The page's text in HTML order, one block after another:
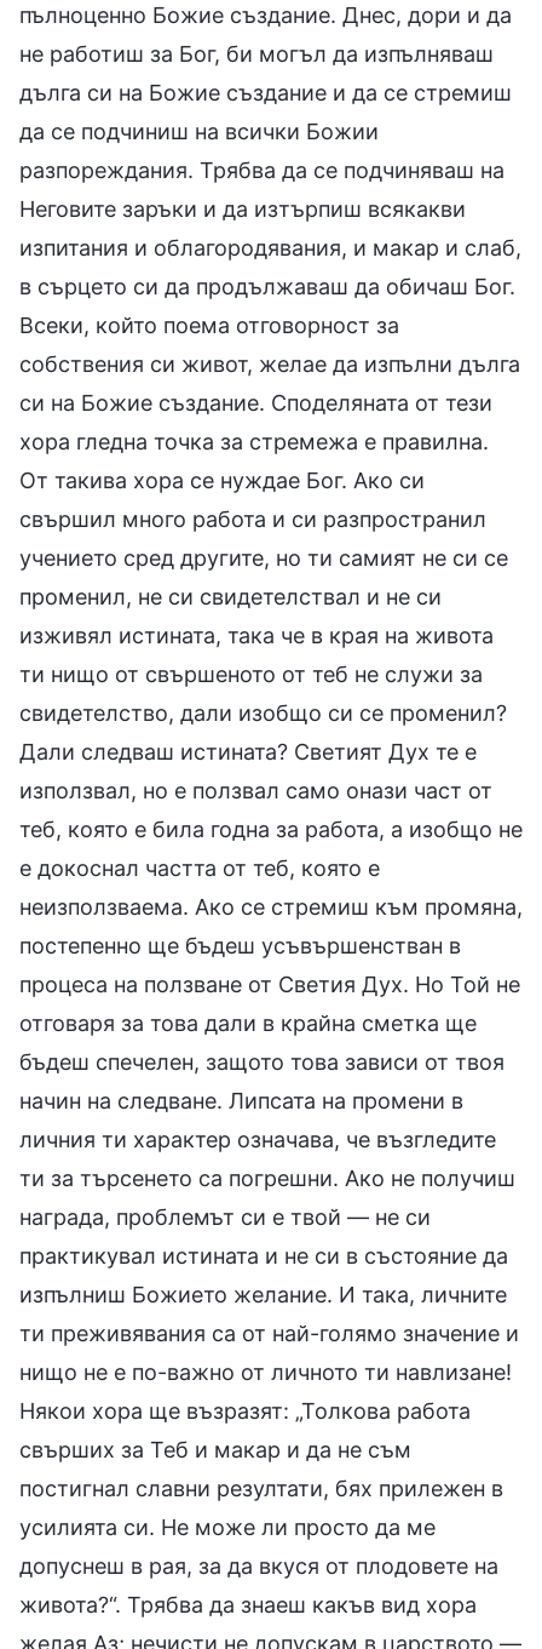
пълноценно Божие създание. Днес, дори и да
не работиш за Бог, би могъл да изпълняваш
дълга си на Божие създание и да се стремиш
да се подчиниш на всички Божии
разпореждания. Трябва да се подчиняваш на
Неговите заръки и да изтърпиш всякакви
изпитания и облагородявания, и макар и слаб,
в сърцето си да продължаваш да обичаш Бог.
Всеки, който поема отговорност за
собствения си живот, желае да изпълни дълга
си на Божие създание. Споделяната от тези
хора гледна точка за стремежа е правилна.
От такива хора се нуждае Бог. Ако си
свършил много работа и си разпространил
учението сред другите, но ти самият не си се
променил, не си свидетелствал и не си
изживял истината, така че в края на живота
ти нищо от свършеното от теб не служи за
свидетелство, дали изобщо си се променил?
Дали следваш истината? Светият Дух те е
използвал, но е ползвал само онази част от
теб, която е била годна за работа, а изобщо не
е докоснал частта от теб, която е
неизползваема. Ако се стремиш към промяна,
постепенно ще бъдеш усъвършенстван в
процеса на ползване от Светия Дух. Но Той не
отговаря за това дали в крайна сметка ще
бъдеш спечелен, защото това зависи от твоя
начин на следване. Липсата на промени в
личния ти характер означава, че възгледите
ти за търсенето са погрешни. Ако не получиш
награда, проблемът си е твой — не си
практикувал истината и не си в състояние да
изпълниш Божието желание. И така, личните
ти преживявания са от най-голямо значение и
нищо не е по-важно от личното ти навлизане!
Някои хора ще възразят: „Толкова работа
свърших за Теб и макар и да не съм
постигнал славни резултати, бях прилежен в
усилията си. Не може ли просто да ме
допуснеш в рая, за да вкуся от плодовете на
живота?“. Трябва да знаеш какъв вид хора
желая Аз; нечисти не допускам в царството —